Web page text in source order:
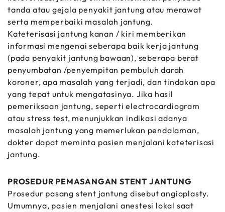
tanda atau gejala penyakit jantung atau merawat
serta memperbaiki masalah jantung.
Kateterisasi jantung kanan / kiri memberikan
informasi mengenai seberapa baik kerja jantung
(pada penyakit jantung bawaan), seberapa berat
penyumbatan /penyempitan pembuluh darah
koroner, apa masalah yang terjadi, dan tindakan apa
yang tepat untuk mengatasinya. Jika hasil
pemeriksaan jantung, seperti electrocardiogram
atau stress test, menunjukkan indikasi adanya
masalah jantung yang memerlukan pendalaman,
dokter dapat meminta pasien menjalani kateterisasi
jantung.
PROSEDUR PEMASANGAN STENT JANTUNG
Prosedur pasang stent jantung disebut angioplasty.
Umumnya, pasien menjalani anestesi lokal saat